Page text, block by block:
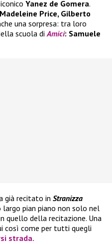
Yanez de Gomera.
Price, Gilberto
una sorpresa: tra loro
scuola diAmici: Samuele
già recitato in Stranizza
pian piano non solo nel
quello della recitazione. Una
così come per tutti quegli
strada.